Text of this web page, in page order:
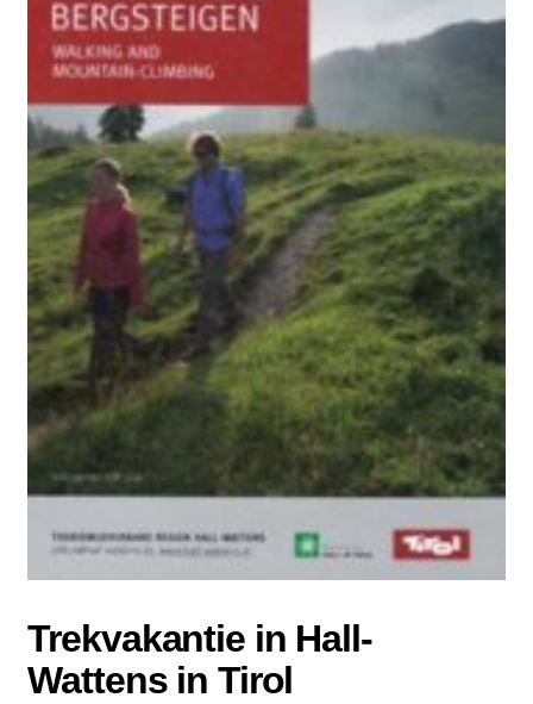
Trekvakantie in Hall-
Wattens in Tirol